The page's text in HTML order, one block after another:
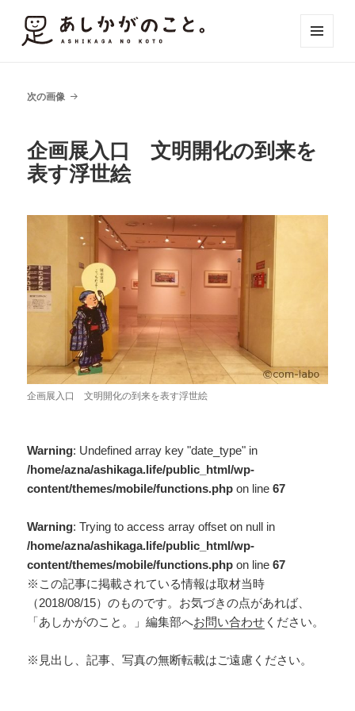
次の画像
企画展入口 文明開化の到来を
表す浮世絵
企画展入口 文明開化の到来を表す浮世絵
Warning: Undefined array key "date_type" in
/home/azna/ashikaga.life/public_html/wp-
content/themes/mobile/functions.php on line67
Warning: Trying to access array offset on null in
/home/azna/ashikaga.life/public_html/wp-
content/themes/mobile/functions.php on line67
※この記事に掲載されている情報は取材当時
（2018/08/15）のものです。お気づきの点があれば、
「あしかがのこと。」編集部へお問い合わせ ください。
※見出し、記事、写真の無断転載はご遠慮ください。